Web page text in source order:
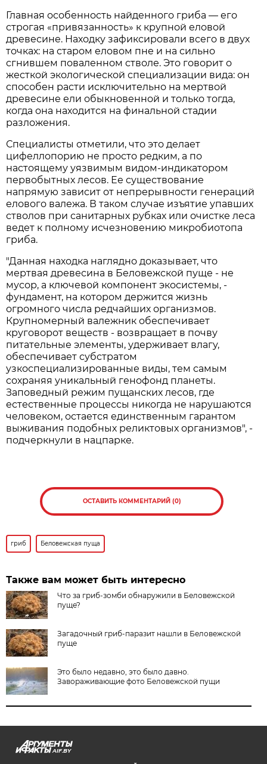
Главная особенность найденного гриба — его
строгая «привязанность» к крупной еловой
древесине. Находку зафиксировали всего в двух
точках: на старом еловом пне и на сильно
сгнившем поваленном стволе. Это говорит о
жесткой экологической специализации вида: он
способен расти исключительно на мертвой
древесине ели обыкновенной и только тогда,
когда она находится на финальной стадии
разложения.
Специалисты отметили, что это делает
цифеллопорию не просто редким, а по
настоящему уязвимым видом-индикатором
первобытных лесов. Ее существование
напрямую зависит от непрерывности генераций
елового валежа. В таком случае изъятие упавших
стволов при санитарных рубках или очистке леса
ведет к полному исчезновению микробиотопа
гриба.
"Данная находка наглядно доказывает, что
мертвая древесина в Беловежской пуще - не
мусор, а ключевой компонент экосистемы, -
фундамент, на котором держится жизнь
огромного числа редчайших организмов.
Крупномерный валежник обеспечивает
круговорот веществ - возвращает в почву
питательные элементы, удерживает влагу,
обеспечивает субстратом
узкоспециализированные виды, тем самым
сохраняя уникальный генофонд планеты.
Заповедный режим пущанских лесов, где
естественные процессы никогда не нарушаются
человеком, остается единственным гарантом
выживания подобных реликтовых организмов", -
подчеркнули в нацпарке.
ОСТАВИТЬ КОММЕНТАРИЙ (0)
гриб Беловежская пуща
Также вам может быть интересно
Что за гриб-зомби обнаружили в Беловежской
пуще?
Загадочный гриб-паразит нашли в Беловежской
пуще
Это было недавно, это было давно.
Завораживающие фото Беловежской пущи
AIF.BY